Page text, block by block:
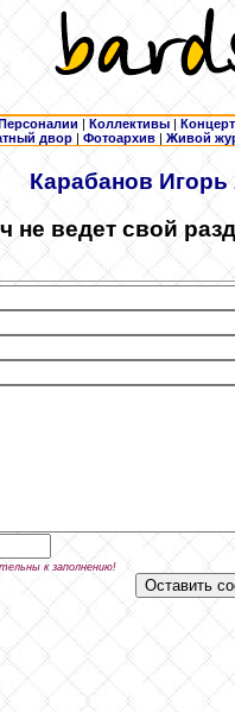
| Коллективы |
двор | Фотоархив | Живой
Карабанов Игорь
не ведет свой
к заполнению!